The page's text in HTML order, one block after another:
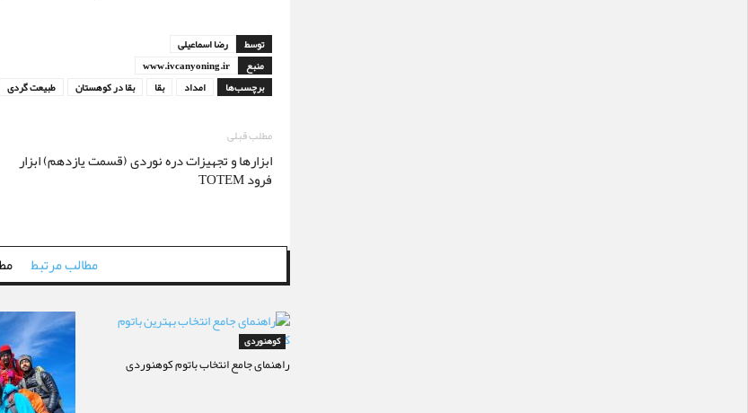
توسط
رضا اسماعیلی
منبع
www.ivcanyoning.ir
برچسب‌ها
امداد بقا بقا در کوهستان طبیعت گردی
مطلب قبلی
ابزارها و تجهیزات دره نوردی (قسمت یازدهم) ابزار
فرود TOTEM
مطالب مرتبط
کوهنوردی
راهنمای جامع انتخاب باتوم کوهنوردی